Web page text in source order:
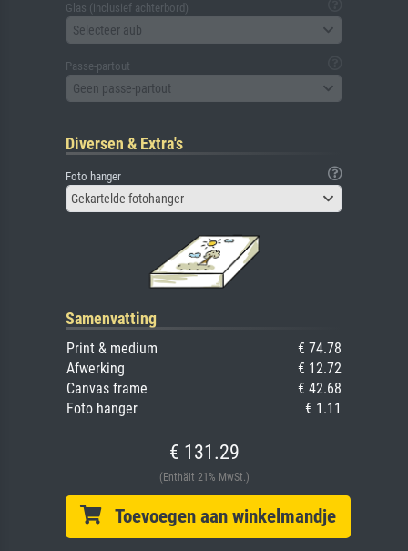
Glas (inclusief achterbord)
Selecteer aub
Passe-partout
Geen passe-partout
Diversen & Extra's
Foto hanger
Gekartelde fotohanger
Samenvatting
Print & medium
€ 74.78
Afwerking
€ 12.72
Canvas frame
€ 42.68
Foto hanger
€ 1.11
€ 131.29
(Enthält 21% MwSt.)
Toevoegen aan winkelmandje